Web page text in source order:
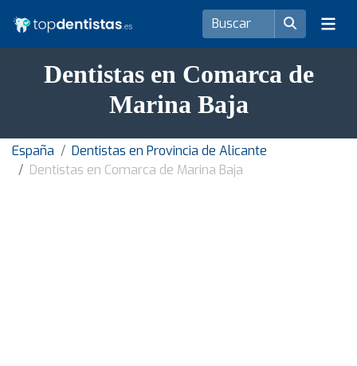
Dentistas en Comarca de
Marina Baja
España
Dentistas en Provincia de Alicante
Dentistas en Comarca de Marina Baja